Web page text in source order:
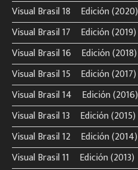
Visual Brasil 18º Edición (2020)
Visual Brasil 17º Edición (2019)
Visual Brasil 16º Edición (2018)
Visual Brasil 15º Edición (2017)
Visual Brasil 14º Edición (2016)
Visual Brasil 13º Edición (2015)
Visual Brasil 12º Edición (2014)
Visual Brasil 11º Edición (2013)